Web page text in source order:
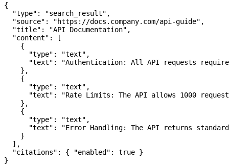
{
  "type"
: "search_result" ,
  "source"
: "https://docs.company.com/api-guide" ,
  "title"
: "API Documentation" ,
  "content"
: [
    {
      "type"
: "text" ,
      "text"
:
"Authentication: All API requests
    },
    {
      "type"
: "text" ,
      "text"
:
"Rate Limits: The API allows 1000
    },
    {
      "type"
: "text" ,
      "text"
:
"Error Handling: The API returns
    }
  ],
  "citations"
: { "enabled" : true }
}